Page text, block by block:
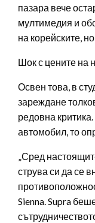
пазара вече
мултимедия и
на корейските,
Шок с цените на
Освен това, в
зареждане
редовна
автомобил, то
„Сред
струва си да се
Sienna. Supra